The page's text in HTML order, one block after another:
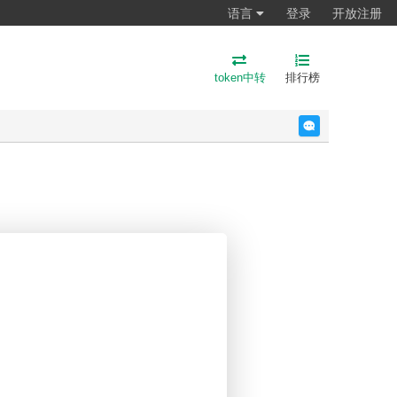
语言 登录 开放注册
token中转 排行榜